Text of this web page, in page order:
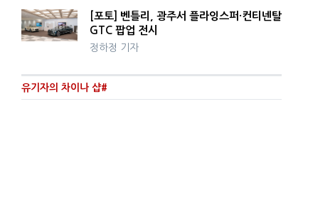
[포토] 벤틀리, 광주서 플라잉스퍼·컨티넨탈
GTC 팝업 전시
정하정 기자
유기자의 차이나 샵#